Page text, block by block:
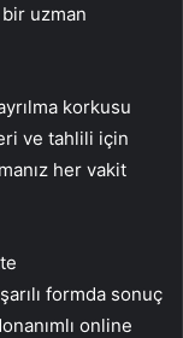
uzman
korkusu
ve tahlili için
her vakit
formda sonuç
online